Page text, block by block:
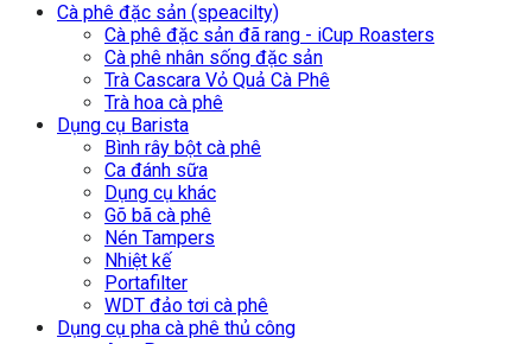
Cà phê đặc sản (speacilty)
Cà phê đặc sản đã rang - iCup Roasters
Cà phê nhân sống đặc sản
Trà Cascara Vỏ Quả Cà Phê
Trà hoa cà phê
Dụng cụ Barista
Bình rây bột cà phê
Ca đánh sữa
Dụng cụ khác
Gõ bã cà phê
Nén Tampers
Nhiệt kế
Portafilter
WDT đảo tơi cà phê
Dụng cụ pha cà phê thủ công